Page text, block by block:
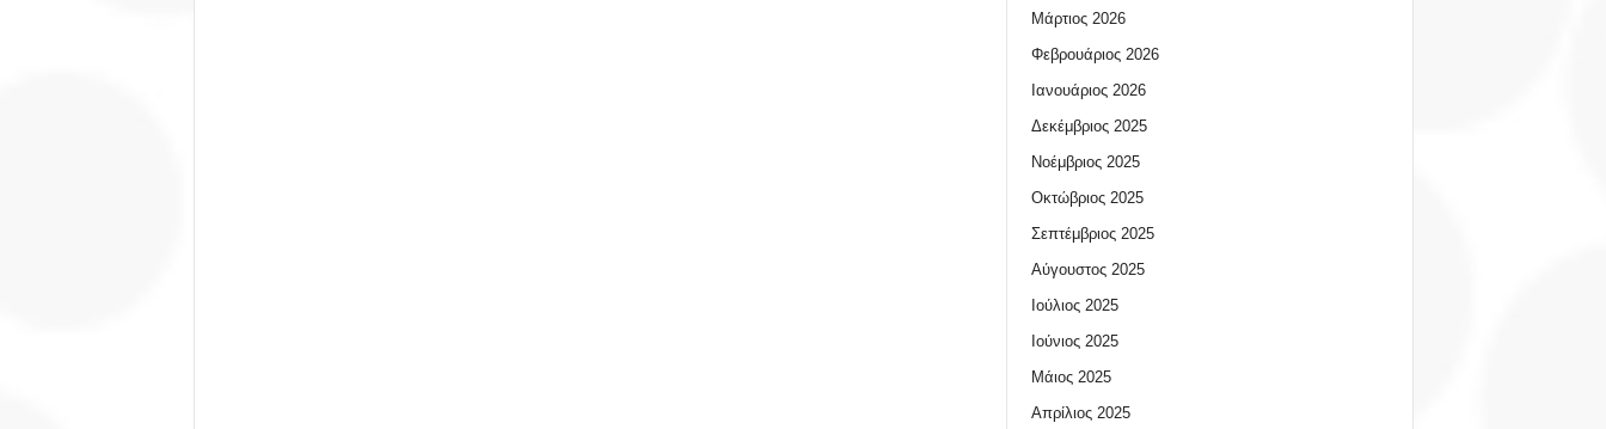
Μάρτιος 2026
Φεβρουάριος 2026
Ιανουάριος 2026
Δεκέμβριος 2025
Νοέμβριος 2025
Οκτώβριος 2025
Σεπτέμβριος 2025
Αύγουστος 2025
Ιούλιος 2025
Ιούνιος 2025
Μάιος 2025
Απρίλιος 2025